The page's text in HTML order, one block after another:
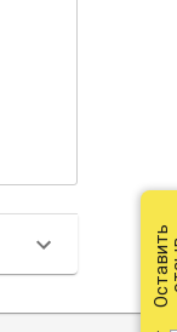
Оставить